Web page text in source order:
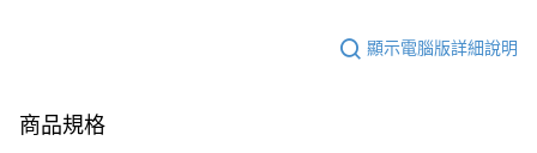
顯示電腦版詳細說明
商品規格